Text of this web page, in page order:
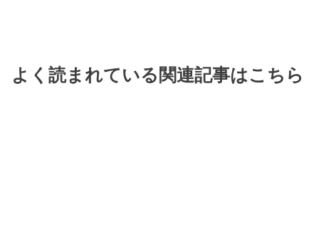
よく読まれている関連記事はこちら